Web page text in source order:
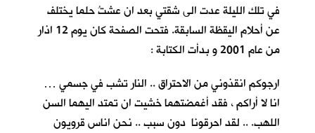
في تلك الليلة عدت الى شقتي بعد ان عشتُ حلما يختلف
عن أحلام اليقظة السابقة. فتحت الصفحة كان يوم 12 اذار
من عام 2001 و بدأت الكتابة :
ارجوكم انقذوني من الاحتراق .. النار تشب في جسمي …
انا لا أراكم ، فقد أغمضتهما خشيت ان تمتد اليهما السن
اللهب. .. لقد احرقونا دون سبب .. نحن اناس قرويون